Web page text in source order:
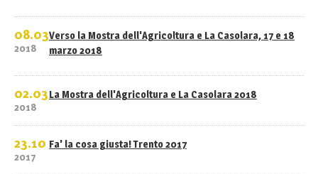
08.03
2018
Verso la Mostra dell'Agricoltura e La Casolara, 17 e 18
marzo 2018
02.03
2018
La Mostra dell'Agricoltura e La Casolara 2018
23.10
2017
Fa' la cosa giusta! Trento 2017